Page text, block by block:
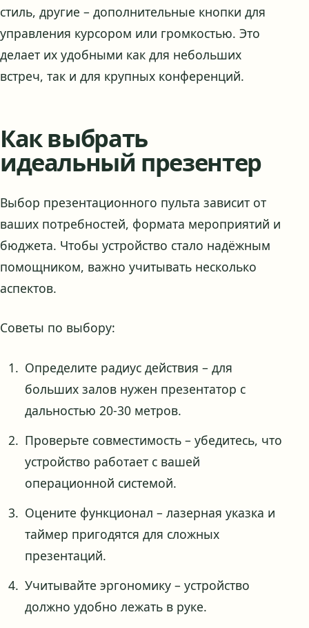
стиль, другие – дополнительные кнопки для
управления курсором или громкостью. Это
делает их удобными как для небольших
встреч, так и для крупных конференций.
Как выбрать
идеальный презентер
Выбор презентационного пульта зависит от
ваших потребностей, формата мероприятий и
бюджета. Чтобы устройство стало надёжным
помощником, важно учитывать несколько
аспектов.
Советы по выбору:
Определите радиус действия – для
больших залов нужен презентатор с
дальностью 20-30 метров.
Проверьте совместимость – убедитесь, что
устройство работает с вашей
операционной системой.
Оцените функционал – лазерная указка и
таймер пригодятся для сложных
презентаций.
Учитывайте эргономику – устройство
должно удобно лежать в руке.